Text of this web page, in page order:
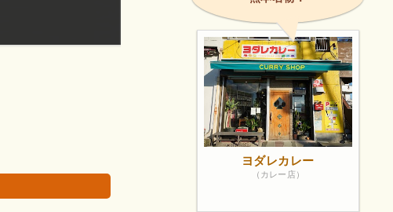
車でのお迎えの待ち合わせなどに使いやすいです
画像は著作権
ヨダレカレー
（カレー店）